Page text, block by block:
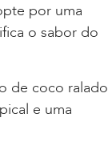
por uma
o sabor do
de coco ralado
e uma